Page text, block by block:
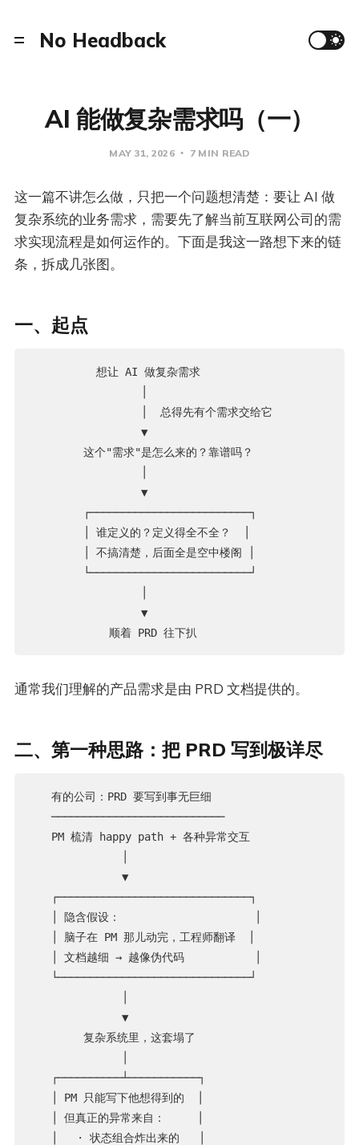
No Headback
AI 能做复杂需求吗（一）
MAY 31, 2026 7 MIN READ
这一篇不讲怎么做，只把一个问题想清楚：要让 AI 做
复杂系统的业务需求，需要先了解当前互联网公司的需
求实现流程是如何运作的。下面是我这一路想下来的链
条，拆成几张图。
一、起点
          想让 AI 做复杂需求
                 │  总得先有个需求交给它
                 ▼
        这个"需求"是怎么来的？靠谱吗？
                 ▼
        ┌─────────────────────────┐
        │ 谁定义的？定义得全不全？  │
        │ 不搞清楚，后面全是空中楼阁 │
        └─────────────────────────┘
                 ▼
通常我们理解的产品需求是由 PRD 文档提供的。
二、第一种思路：把 PRD 写到极详尽
   有的公司：PRD 要写到事无巨细
   ───────────────────────────
   PM 梳清 happy path + 各种异常交互
              ▼
   ┌──────────────────────────────┐
   │ 隐含假设：                     │
   │ 脑子在 PM 那儿动完，工程师翻译  │
   │ 文档越细 → 越像伪代码           │
   └──────────────────────────────┘
              ▼
        复杂系统里，这套塌了
   ┌──────────┴───────────┐
   │ PM 只能写下他想得到的  │
   │ 但真正的异常来自：     │
   │   · 状态组合炸出来的   │